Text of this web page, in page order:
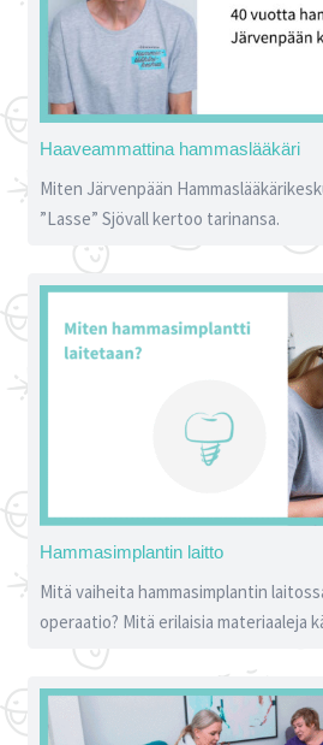
Haaveammattina hammaslääkäri
Miten Järvenpään
”Lasse” Sjövall kertoo tarinansa.
Hammasimplantin laitto
Mitä vaiheita hammasimplantin
operaatio? Mitä erilaisia materiaaleja